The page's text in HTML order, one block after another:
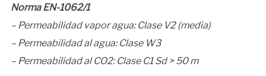
Norma EN-1062/1
– Permeabilidad vapor agua: Clase V2 (media)
– Permeabilidad al agua: Clase W3
– Permeabilidad al CO2: Clase C1 Sd > 50 m